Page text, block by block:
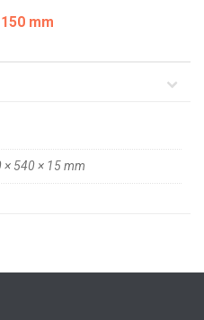
mm
× 540 × 15 mm